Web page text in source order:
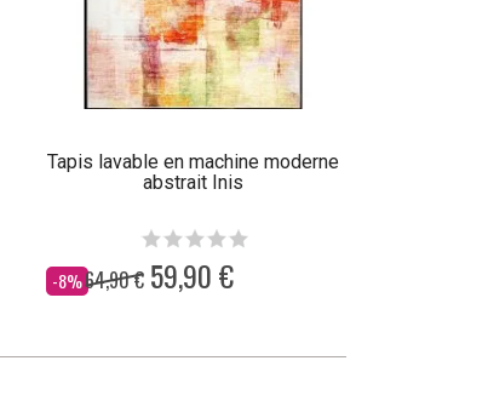
Tapis lavable en machine moderne
abstrait Inis
-8%
Dès 64,90 € 59,90 €